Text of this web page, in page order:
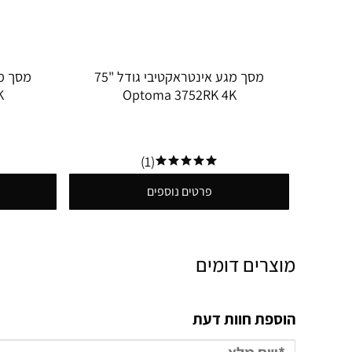
מסך מגע אינטראקטיבי גודל "75
Optoma 3752RK 4K
(1)
פרטים נוספים
מוצרים דומים
הוספת חוות דעת